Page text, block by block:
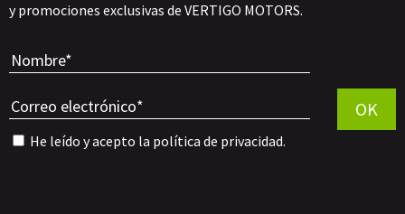
y promociones exclusivas de VERTIGO MOTORS.
He leído y acepto la política de privacidad.
OK